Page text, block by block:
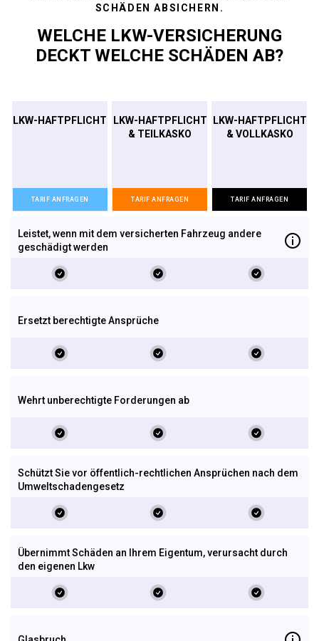
SCHÄDEN ABSICHERN.
WELCHE LKW-VERSICHERUNG
DECKT WELCHE SCHÄDEN AB?
LKW-HAFT­PFLICHT
TARIF ANFRAGEN
LKW-HAFT­PFLICHT
& TEIL­KASKO
TARIF ANFRAGEN
LKW-HAFT­PFLICHT
& VOLL­KASKO
TARIF ANFRAGEN
Leistet, wenn mit dem versicherten Fahr­zeug andere
geschädigt werden
Ersetzt berechtigte Ansprüche
Wehrt unberechtigte Forderungen ab
Schützt Sie vor öffentlich-rechtlichen Ansprüchen nach dem
Umwelt­schaden­gesetz
Übernimmt Schäden an Ihrem Eigentum, verursacht durch
den eigenen Lkw